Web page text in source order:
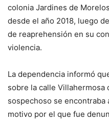
colonia Jardines de
desde el año 2018, luego
de reaprehensión en su
violencia.
La dependencia informó
sobre la calle Villahermosa
sospechoso se
motivo por el que fue